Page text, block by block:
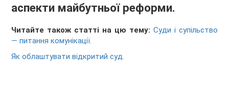
аспекти майбутньої реформи.
Читайте також статті на цю тему: Суди і супільство
— питання комунікації.
Як облаштувати відкритий суд.